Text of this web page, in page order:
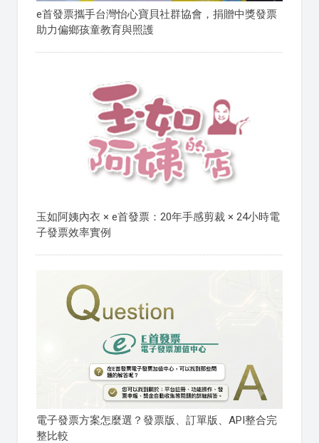
e首發票攜手台灣怡心寶貝社群協會，捐贈中獎發票
助力偏鄉孩童教育與照護
玉如阿姨內衣 × e首發票：20年手感剪裁 × 24小時電
子發票效率實例
電子發票方案怎麼選？發票版、訂單版、API整合完
整比較